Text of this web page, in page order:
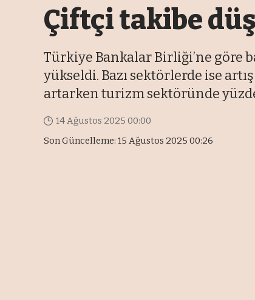
Çiftçi takibe
Türkiye Bankalar Birliği’ne göre
yükseldi. Bazı sektörlerde ise
artarken turizm sektöründe
Son Güncelleme: 15 Ağustos 2025 00:26
14 Ağustos 2025 00:00